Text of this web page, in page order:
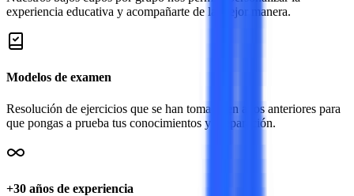
experiencia educativa y acompañarte de la mejor manera.
Modelos de examen
Resolución de ejercicios que se han tomado en años anteriores para
que pongas a prueba tus conocimientos y preparación.
+30 años de experiencia